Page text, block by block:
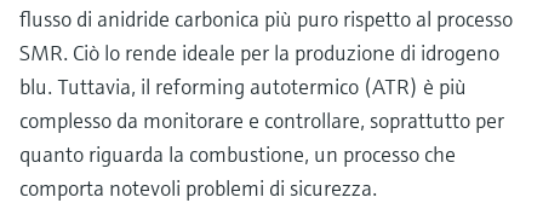
flusso di anidride carbonica più puro rispetto al processo
SMR. Ciò lo rende ideale per la produzione di idrogeno
blu. Tuttavia, il reforming autotermico (ATR) è più
complesso da monitorare e controllare, soprattutto per
quanto riguarda la combustione, un processo che
comporta notevoli problemi di sicurezza.